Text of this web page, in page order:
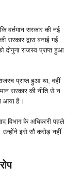
वर्तमान सरकार की नई
सरकार द्वारा बनाई गई
दोगुना राजस्व प्राप्त हुआ
प्राप्त हुआ था, वहीं
सरकार की नीति से न
आया है।
विभाग के अधिकारी पहले
उन्होंने इसे सौ करोड़ नहीं